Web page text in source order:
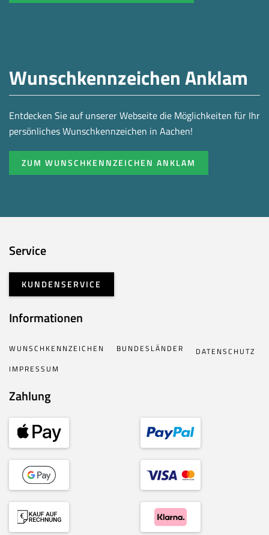
Wunschkennzeichen Anklam
Entdecken Sie auf unserer Webseite die Möglichkeiten für Ihr
persönliches Wunschkennzeichen in Aachen!
ZUM WUNSCHKENNZEICHEN ANKLAM
Service
KUNDENSERVICE
Informationen
WUNSCHKENNZEICHEN BUNDESLÄNDER
DATENSCHUTZ
IMPRESSUM
Zahlung